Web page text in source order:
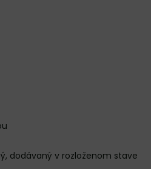
dodávaný v rozloženom stave